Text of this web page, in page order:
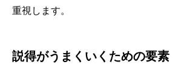
重視します。
説得がうまくいくための要素